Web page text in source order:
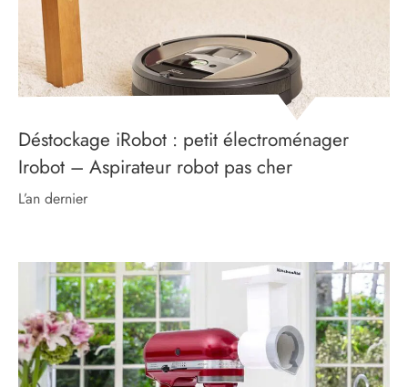
Déstockage iRobot : petit électroménager
Irobot – Aspirateur robot pas cher
l’an dernier